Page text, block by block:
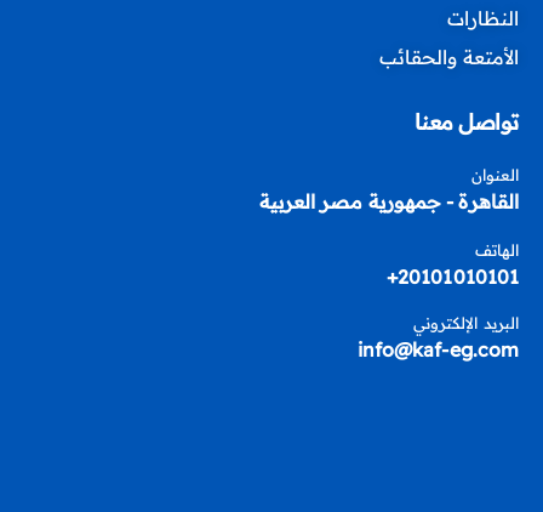
النظارات
الأمتعة والحقائب
تواصل معنا
العنوان
القاهرة - جمهورية مصر العربية
الهاتف
20101010101+
البريد الإلكتروني
info@kaf-eg.com